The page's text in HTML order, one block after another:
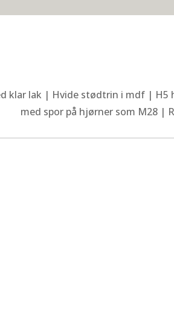
klar lak | Hvide stødtrin i mdf | H5
med spor på hjørner som M28 |